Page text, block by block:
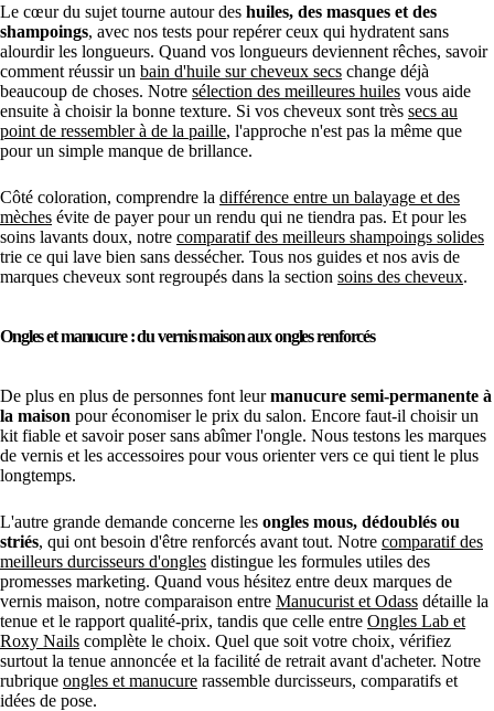
Le cœur du sujet tourne autour des huiles, des masques et des
shampoings, avec nos tests pour repérer ceux qui hydratent sans
alourdir les longueurs. Quand vos longueurs deviennent rêches, savoir
comment réussir un bain d'huile sur cheveux secs change déjà
beaucoup de choses. Notre sélection des meilleures huiles vous aide
ensuite à choisir la bonne texture. Si vos cheveux sont très secs au
point de ressembler à de la paille, l'approche n'est pas la même que
pour un simple manque de brillance.
Côté coloration, comprendre la différence entre un balayage et des
mèches évite de payer pour un rendu qui ne tiendra pas. Et pour les
soins lavants doux, notre comparatif des meilleurs shampoings solides
trie ce qui lave bien sans dessécher. Tous nos guides et nos avis de
marques cheveux sont regroupés dans la section soins des cheveux.
Ongles et manucure : du vernis maison aux ongles renforcés
De plus en plus de personnes font leurmanucure semi-permanente à
la maison pour économiser le prix du salon. Encore faut-il choisir un
kit fiable et savoir poser sans abîmer l'ongle. Nous testons les marques
de vernis et les accessoires pour vous orienter vers ce qui tient le plus
longtemps.
L'autre grande demande concerne les ongles mous, dédoublés ou
striés, qui ont besoin d'être renforcés avant tout. Notre comparatif des
meilleurs durcisseurs d'ongles distingue les formules utiles des
promesses marketing. Quand vous hésitez entre deux marques de
vernis maison, notre comparaison entre Manucurist et Odass détaille la
tenue et le rapport qualité-prix, tandis que celle entre Ongles Lab et
Roxy Nails complète le choix. Quel que soit votre choix, vérifiez
surtout la tenue annoncée et la facilité de retrait avant d'acheter. Notre
rubrique ongles et manucure rassemble durcisseurs, comparatifs et
idées de pose.